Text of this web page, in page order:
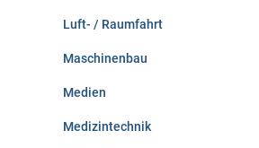
Luft- / Raumfahrt
Maschinenbau
Medien
Medizintechnik